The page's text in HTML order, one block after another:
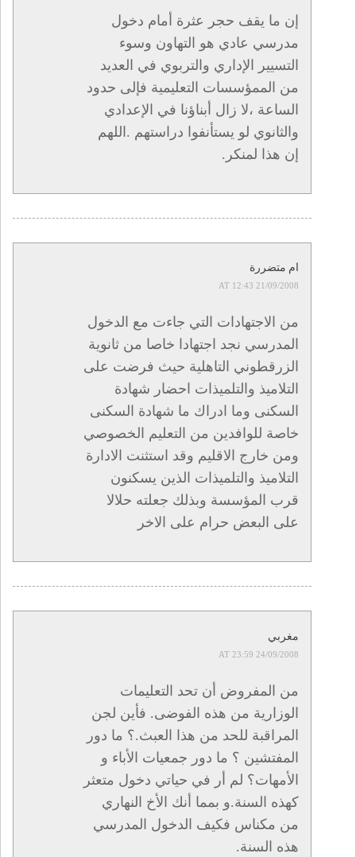
إن ما يقف حجر عثرة أمام دخول
مدرسي عادي هو التهاون وسوء
التسيير الإداري والتربوي في العديد
من الممؤسسات التعليمية فإلى حدود
الساعة ،لا زال أبناؤنا في الإعدادي
والثانوي لو يستأنفوا دراستهم .اللهم
إن هذا لمنكر.
ام متضررة
21/09/2008 AT 12:43
من الاجتهادات التي جاءت مع الدخول
المدرسي نجد اجتهادا خاصا من ثانوية
الزرقطوني التاهلية حيث فرضت على
التلاميذ والتلميذات احضار شهادة
السكنى وما ادراك ما شهادة السكنى
خاصة للوافدين من التعليم الخصوصي
ومن خارج الاقليم وقد استثنت الادارة
التلاميذ والتلميذات الذين يسكنون
قرب المؤسسة وبذلك جعلته حلالا
على البعض حرام على الاخر
مغربي
24/09/2008 AT 23:59
من المفروض أن تحد التعليمات
الوزارية من هذه الفوضى. فأين لجن
المراقبة للحد من هذا العبث.؟ ما دور
المفتشين ؟ ما دور جمعيات الأباء و
الأمهات؟ لم أر في حياتي دخول متعثر
كهذه السنة.و بمما أنك الأخ النهاري
من مكناس فكيف الدخول المدرسي
هذه السنة.